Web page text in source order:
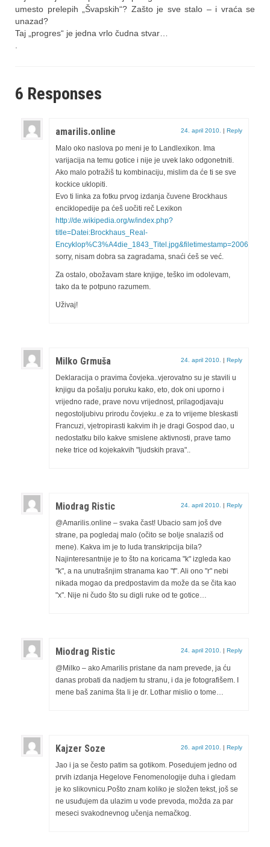
umesto prelepih „Švapskih“? Zašto je sve stalo – i vraća se
unazad?
Taj „progres“ je jedna vrlo čudna stvar…
6 Responses
amarilis.online 24. april 2010. | Reply
Malo oko naslova po meni je to Landlexikon. Ima
varijacija na temu gotice i nije je uvek lako odgonetniti.
Ako malo potražiš tu kombinaciju, mislim da će ti se sve
kockice uklopiti.
Evo ti linka za fotku prvog izdanja čuvene Brockhaus
enciklopedije pa ćeš uočiti reč Lexikon
http://de.wikipedia.org/w/index.php?
title=Datei:Brockhaus_Real-
sorry, nisam dobra sa zagradama, snaći ćeš se već.
Za ostalo, obožavam stare knjige, teško im odolevam,
tako da te potpuno razumem.
Uživaj!
Milko Grmuša 24. april 2010. | Reply
Deklaracija o pravima čovjeka..vjerovatno su je stavili u
knjigu da pošalju poruku kako, eto, dok oni uporno i
vrijedno rade, prave novu vrijednost, prilagodjavaju
negostoljubivu prirodu čovjeku..e za to vrijeme bleskasti
Francuzi, vjetropirasti kakvim ih je dragi Gospod dao, u
nedostatku bilo kakve smislene aktivnosti, prave tamo
neke trice od kojekakvih "ljudskih prava"..
Miodrag Ristic 24. april 2010. | Reply
@Amarilis.online – svaka čast! Ubacio sam još dve
strane, pa pogledaj malo (očito se bolje snalaziš od
mene). Kakva im je to luda transkripcija bila?
Najinteresantnije je to što na koricama "k" izgleda kao
"k", a na unutrašnjim stranama kao "f". Ali ono "r" nebi
nikada mogao da predpostavim da može da se čita kao
"x". Nije ni čudo što su digli ruke od te gotice…
Miodrag Ristic 24. april 2010. | Reply
@Milko – ako Amarilis pristane da nam prevede, ja ću
danas probati da nadjem tu stranu, i da je fotografišem. I
mene baš zanima šta li je dr. Lothar mislio o tome…
Kajzer Soze 26. april 2010. | Reply
Jao i ja se često patim sa gotikom. Posedujem jedno od
prvih izdanja Hegelove Fenomenologije duha i gledam
je ko slikovnicu.Pošto znam koliko je složen tekst, još se
ne usuđujem da ulazim u vode prevoda, možda za par
meseci svakodnevnog učenja nemačkog.